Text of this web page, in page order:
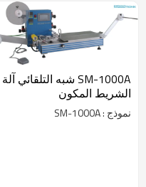
SM-1000A شبه التلقائي آلة
الشريط المكون
نموذج : SM-1000A